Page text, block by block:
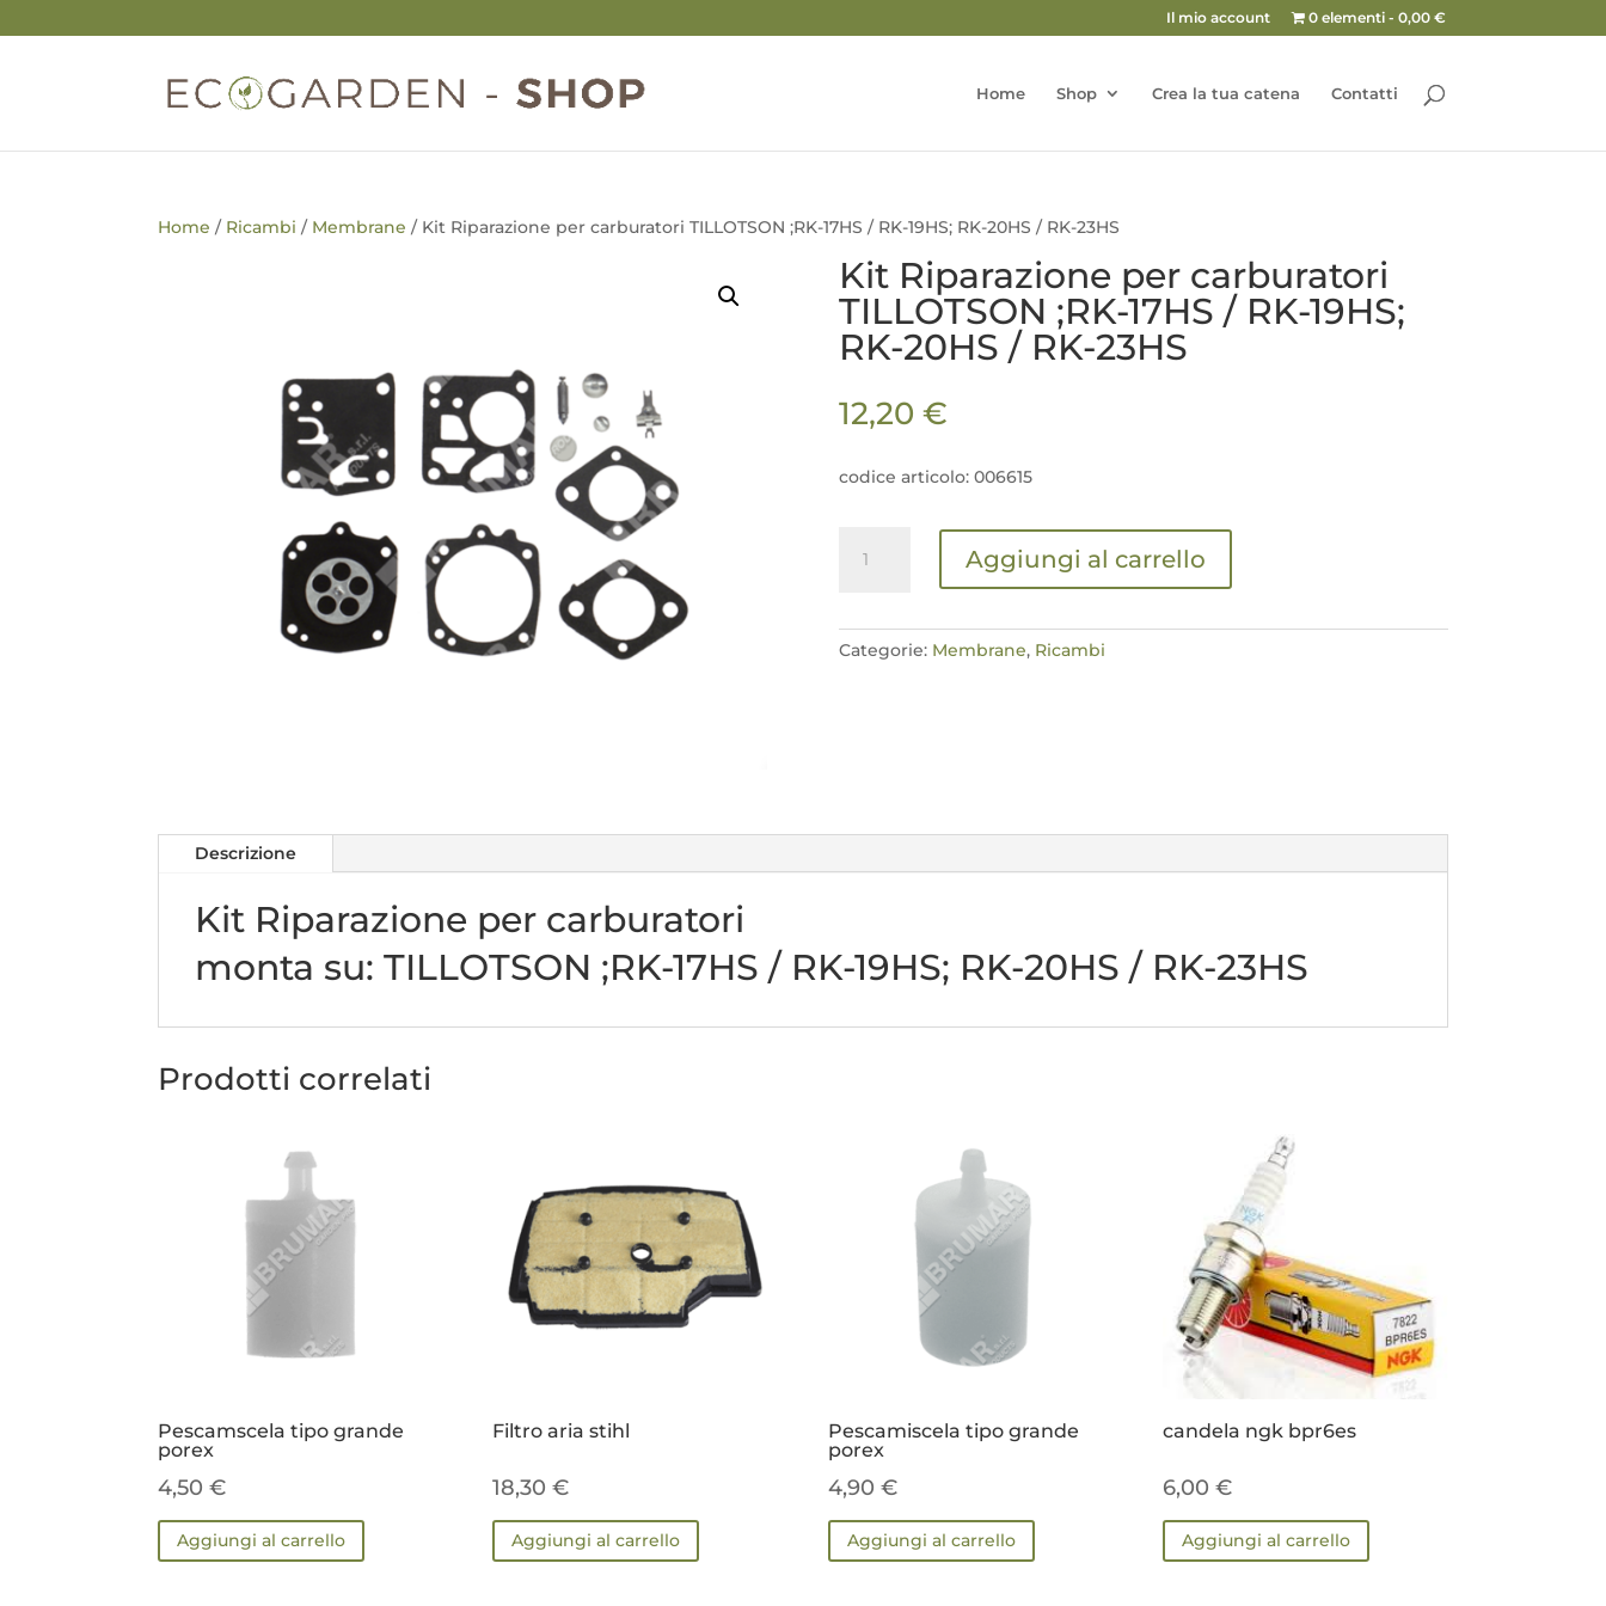
Il mio account 0 elementi 0,00 €
Home Shop Crea la tua catena Contatti
Home / Ricambi / Membrane / Kit Riparazione per carburatori TILLOTSON ;RK-17HS / RK-19HS; RK-20HS / RK-23HS
Kit Riparazione per carburatori
TILLOTSON ;RK-17HS / RK-19HS;
RK-20HS / RK-23HS
12,20 €
codice articolo: 006615
Riparazione
TILLOTSON
20HS
/
quantità
Aggiungi al carrello
Categorie: Membrane, Ricambi
Descrizione
Kit Riparazione per carburatori
monta su: TILLOTSON ;RK-17HS / RK-19HS; RK-20HS / RK-23HS
Prodotti correlati
Pescamscela tipo grande
porex
4,50 €
Aggiungi al carrello
Filtro aria stihl
18,30€
Aggiungi al carrello
Pescamiscela tipo grande
porex
4,90 €
Aggiungi al carrello
candela ngk bpr6es
6,00 €
Aggiungi al carrello